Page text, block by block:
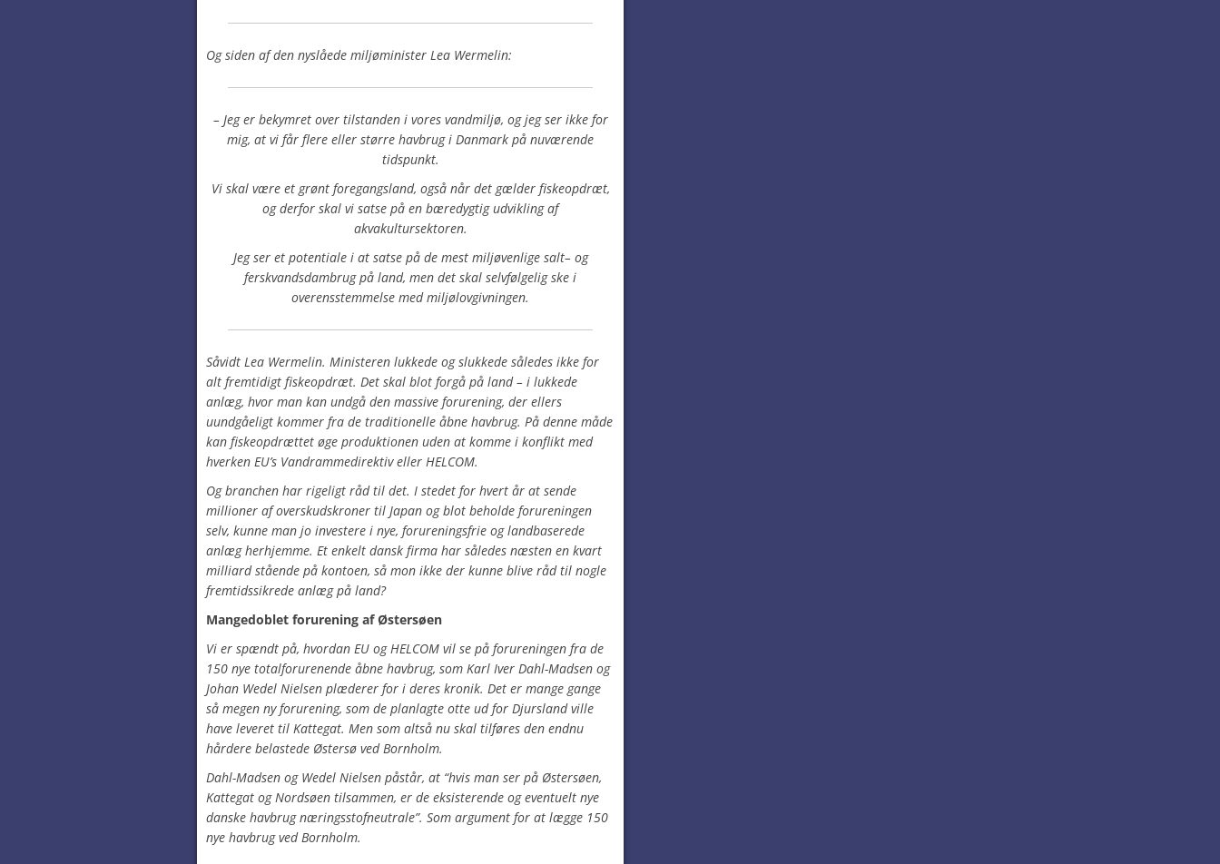
Og siden af den nyslåede miljøminister Lea Wermelin:
– Jeg er bekymret over tilstanden i vores vandmiljø, og jeg ser ikke for
mig, at vi får flere eller større havbrug i Danmark på nuværende
tidspunkt.
Vi skal være et grønt foregangsland, også når det gælder fiskeopdræt,
og derfor skal vi satse på en bæredygtig udvikling af
akvakultursektoren.
Jeg ser et potentiale i at satse på de mest miljøvenlige salt– og
ferskvandsdambrug på land, men det skal selvfølgelig ske i
overensstemmelse med miljølovgivningen.
Såvidt Lea Wermelin. Ministeren lukkede og slukkede således ikke for
alt fremtidigt fiskeopdræt. Det skal blot forgå på land – i lukkede
anlæg, hvor man kan undgå den massive forurening, der ellers
uundgåeligt kommer fra de traditionelle åbne havbrug. På denne måde
kan fiskeopdrættet øge produktionen uden at komme i konflikt med
hverken EU’s Vandrammedirektiv eller HELCOM.
Og branchen har rigeligt råd til det. I stedet for hvert år at sende
millioner af overskudskroner til Japan og blot beholde forureningen
selv, kunne man jo investere i nye, forureningsfrie og landbaserede
anlæg herhjemme. Et enkelt dansk firma har således næsten en kvart
milliard stående på kontoen, så mon ikke der kunne blive råd til nogle
fremtidssikrede anlæg på land?
Mangedoblet forurening af Østersøen
Vi er spændt på, hvordan EU og HELCOM vil se på forureningen fra de
150 nye totalforurenende åbne havbrug, som Karl Iver Dahl-Madsen og
Johan Wedel Nielsen plæderer for i deres kronik. Det er mange gange
så megen ny forurening, som de planlagte otte ud for Djursland ville
have leveret til Kattegat. Men som altså nu skal tilføres den endnu
hårdere belastede Østersø ved Bornholm.
Dahl-Madsen og Wedel Nielsen påstår, at “hvis man ser på Østersøen,
Kattegat og Nordsøen tilsammen, er de eksisterende og eventuelt nye
danske havbrug næringsstofneutrale”. Som argument for at lægge 150
nye havbrug ved Bornholm.